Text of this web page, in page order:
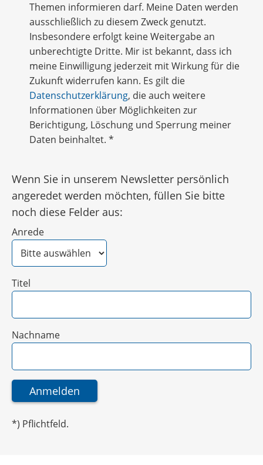
Themen informieren darf. Meine Daten werden
ausschließlich zu diesem Zweck genutzt.
Insbesondere erfolgt keine Weitergabe an
unberechtigte Dritte. Mir ist bekannt, dass ich
meine Einwilligung jederzeit mit Wirkung für die
Zukunft widerrufen kann. Es gilt die
Datenschutzerklärung, die auch weitere
Informationen über Möglichkeiten zur
Berichtigung, Löschung und Sperrung meiner
Daten beinhaltet. *
Wenn Sie in unserem Newsletter persönlich
angeredet werden möchten, füllen Sie bitte
noch diese Felder aus:
Anrede
Titel
Nachname
*) Pflichtfeld.